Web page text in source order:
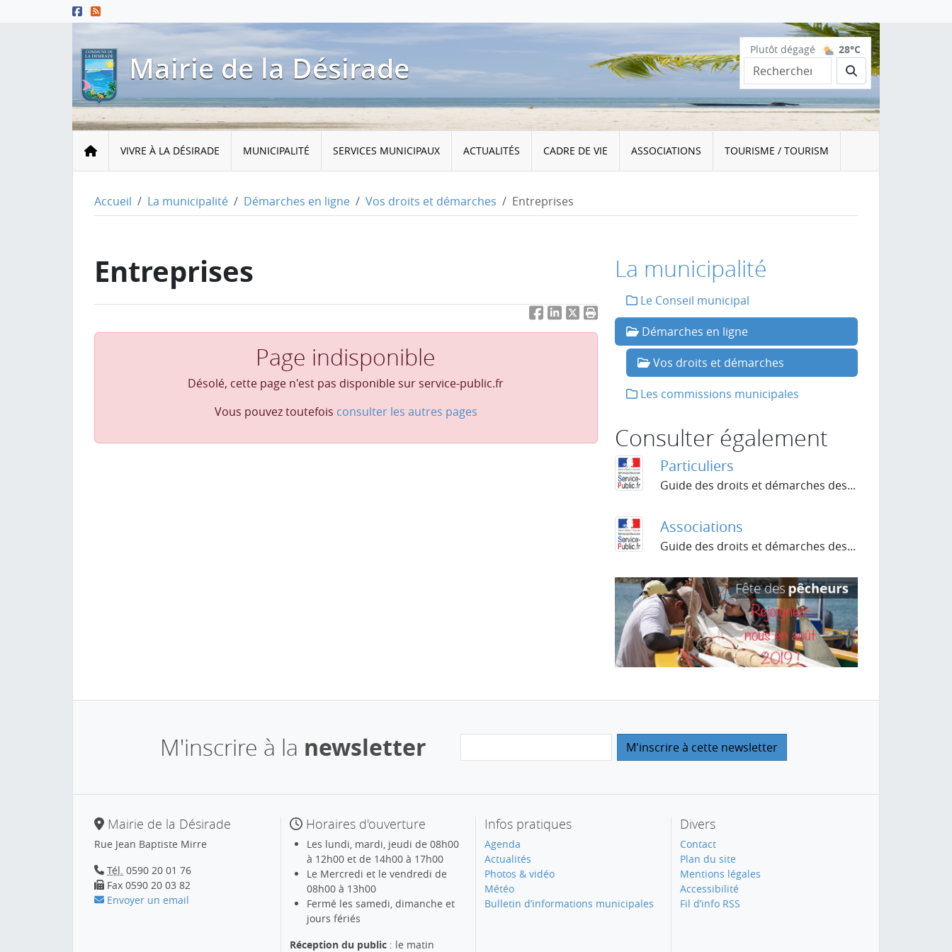
Menu principal
Contenu principal
Mairie de la Désirade
Plutôt dégagé 28°C
Rechercher
AccueilVIVRE À LA DÉSIRADE MUNICIPALITÉ SERVICES MUNICIPAUX ACTUALITÉS CADRE DE VIE ASSOCIATIONS TOURISME / TOURISM
Accueil La municipalité Démarches en ligne Vos droits et démarches Entreprises
Entreprises
FacebookLinkedIn
TwitterImprimer la page
Page indisponible
Désolé, cette page n'est pas disponible sur service-public.fr
Vous pouvez toutefois consulter les autres pages
La municipalité
Le Conseil municipal
Démarches en ligne
Vos droits et démarches
Les commissions municipales
Consulter également
Particuliers
Guide des droits et démarches des...
Associations
Guide des droits et démarches des...
M'inscrire à la newsletter
Mairie de la Désirade
Rue Jean Baptiste Mirre
Tél. 0590 20 01 76
Fax 0590 20 03 82
Envoyer un email
Horaires d'ouverture
Les lundi, mardi, jeudi de 08h00
à 12h00 et de 14h00 à 17h00
Le Mercredi et le vendredi de
08h00 à 13h00
Fermé les samedi, dimanche et
jours fériés
Réception du public: le matin
Infos pratiques
Agenda
Actualités
Photos & vidéo
Météo
Bulletin d’informations municipales
Divers
Contact
Plan du site
Mentions légales
Accessibilité
Fil d’info RSS